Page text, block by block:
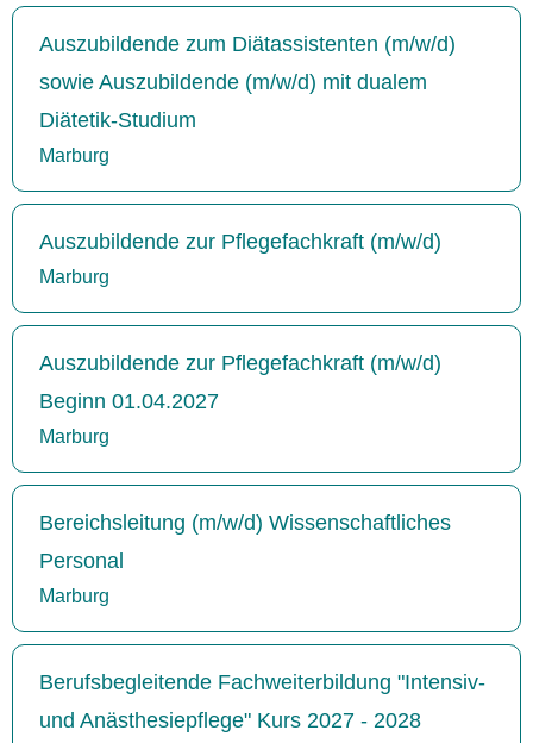
Auszubildende zum Diätassistenten (m/w/d)
sowie Auszubildende (m/w/d) mit dualem
Diätetik-Studium
Marburg
Auszubildende zur Pflegefachkraft (m/w/d)
Marburg
Auszubildende zur Pflegefachkraft (m/w/d)
Beginn 01.04.2027
Marburg
Bereichsleitung (m/w/d) Wissenschaftliches
Personal
Marburg
Berufsbegleitende Fachweiterbildung "Intensiv-
und Anästhesiepflege" Kurs 2027 - 2028